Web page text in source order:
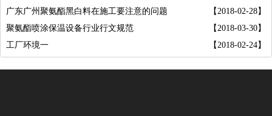
广东广州聚氨酯黑白料在施工要注意的问题
【2018-02-28】
聚氨酯喷涂保温设备行业行文规范
【2018-03-30】
工厂环境一
【2018-02-24】